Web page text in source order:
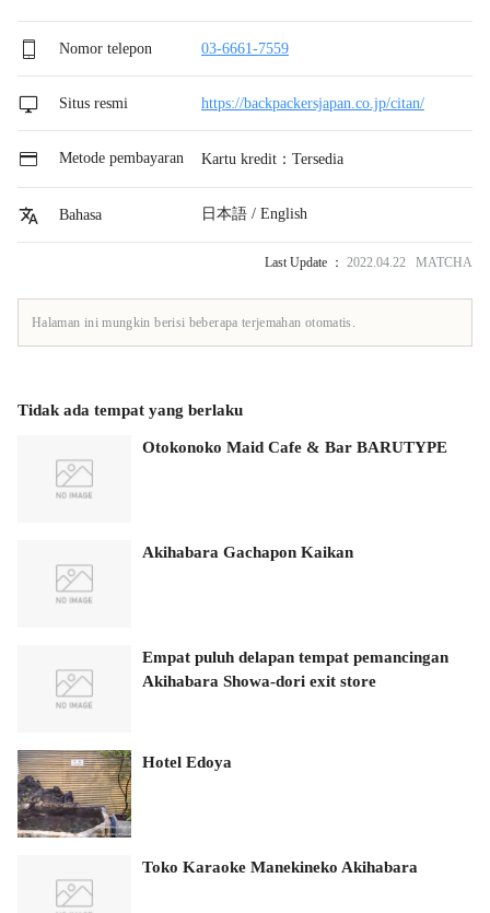
Nomor telepon 03-6661-7559
Situs resmi https://backpackersjapan.co.jp/citan/
Metode pembayaran Kartu kredit：Tersedia
Bahasa 日本語 / English
Last Update ： 2022.04.22 MATCHA
Halaman ini mungkin berisi beberapa terjemahan otomatis.
Tidak ada tempat yang berlaku
Otokonoko Maid Cafe & Bar BARUTYPE
Akihabara Gachapon Kaikan
Empat puluh delapan tempat pemancingan
Akihabara Showa-dori exit store
Hotel Edoya
Toko Karaoke Manekineko Akihabara